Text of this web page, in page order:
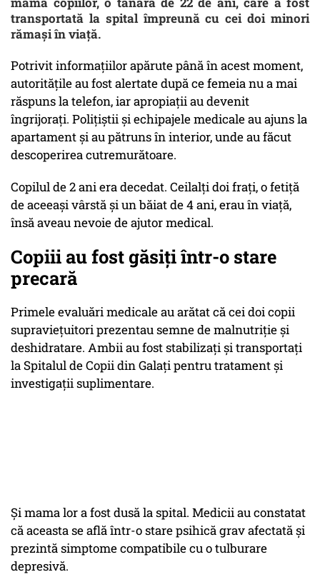
transportată la spital împreună cu cei doi minori
rămași în viață.
Potrivit informațiilor apărute până în acest moment,
autoritățile au fost alertate după ce femeia nu a mai
răspuns la telefon, iar apropiații au devenit
îngrijorați. Polițiștii și echipajele medicale au ajuns la
apartament și au pătruns în interior, unde au făcut
descoperirea cutremurătoare.
Copilul de 2 ani era decedat. Ceilalți doi frați, o fetiță
de aceeași vârstă și un băiat de 4 ani, erau în viață,
însă aveau nevoie de ajutor medical.
Copiii au fost găsiți într-o stare
precară
Primele evaluări medicale au arătat că cei doi copii
supraviețuitori prezentau semne de malnutriție și
deshidratare. Ambii au fost stabilizați și transportați
la Spitalul de Copii din Galați pentru tratament și
investigații suplimentare.
Și mama lor a fost dusă la spital. Medicii au constatat
că aceasta se află într-o stare psihică grav afectată și
prezintă simptome compatibile cu o tulburare
depresivă.